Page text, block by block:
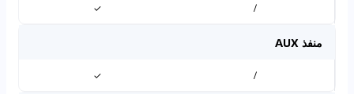
/
✓
منفذ AUX
/
✓